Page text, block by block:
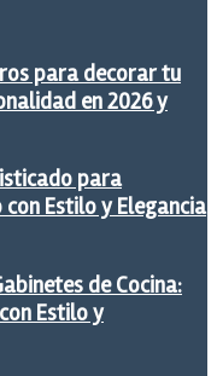
para decorar tu
en 2026 y
para
Estilo y Elegancia
de Cocina:
Estilo y